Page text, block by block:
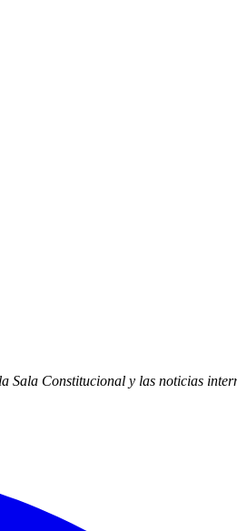
Sala Constitucional y las noticias